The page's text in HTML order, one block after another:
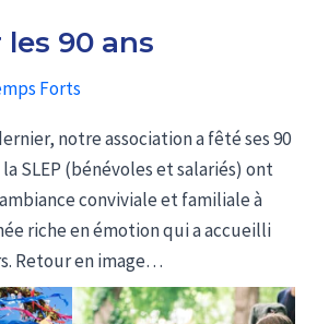
90 ans
Forts
notre association a fêté ses 90
SLEP (bénévoles et salariés) ont
conviviale et familiale à
riche en émotion qui a accueilli
Retour en image…